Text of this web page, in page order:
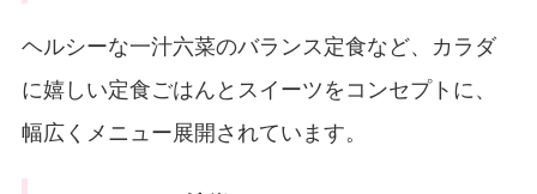
ヘルシーな一汁六菜のバランス定食など、カラダ
に嬉しい定食ごはんとスイーツをコンセプトに、
幅広くメニュー展開されています。